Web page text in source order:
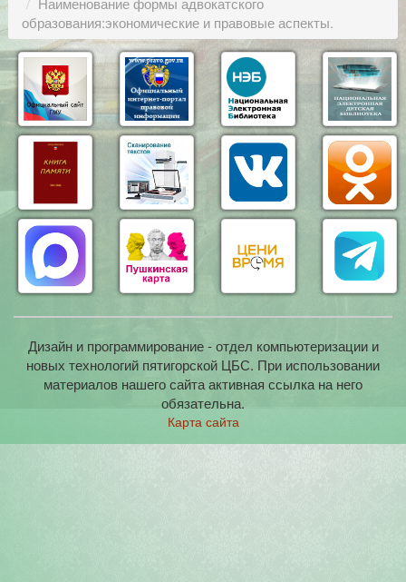
образования:экономические и правовые аспекты.
Дизайн и программирование - отдел компьютеризации и
новых технологий пятигорской ЦБС. При использовании
материалов нашего сайта активная ссылка на него
обязательна.
Карта сайта